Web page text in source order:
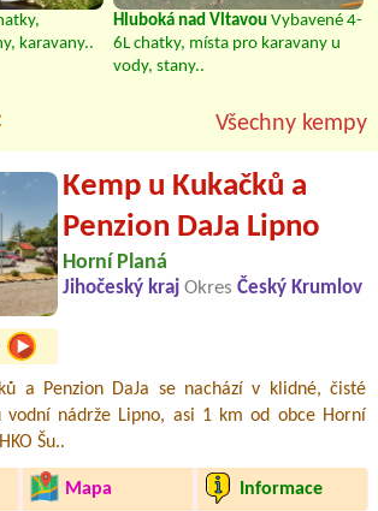
karavany..
Hluboká nad Vltavou Vybavené 4-
6L chatky, místa pro karavany u
vody, stany..
Všechny kempy
Kemp u Kukačků a
Penzion DaJa Lipno
Horní Planá
Jihočeský kraj Okres Český Krumlov
a Penzion DaJa se nachází v klidné, čisté
vodní nádrže Lipno, asi 1 km od obce Horní
Šu..
Mapa Informace